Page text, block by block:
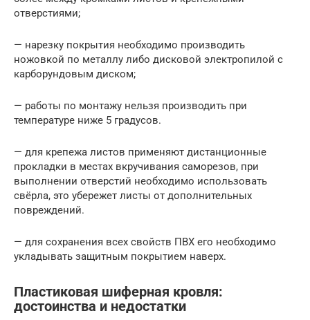
отверстиями;
— нарезку покрытия необходимо производить
ножовкой по металлу либо дисковой электропилой с
карборундовым диском;
— работы по монтажу нельзя производить при
температуре ниже 5 градусов.
— для крепежа листов применяют дистанционные
прокладки в местах вкручивания саморезов, при
выполнении отверстий необходимо использовать
свёрла, это убережет листы от дополнительных
повреждений.
— для сохранения всех свойств ПВХ его необходимо
укладывать защитным покрытием наверх.
Пластиковая шиферная кровля:
достоинства и недостатки